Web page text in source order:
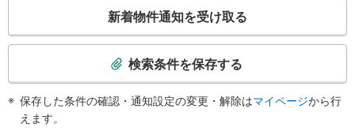
検
新着物件通知を受け取る
検索条件を保存する
保存した条件の確認・通知設定の変更・解除はマイページから行
えます。